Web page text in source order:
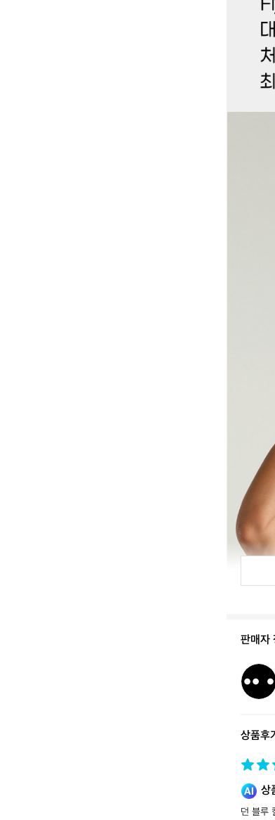
판매자
키
네
틱
스
어
상품후기
상
던 블루